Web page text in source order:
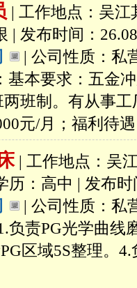
| 工作地点：吴江
| 发布时间：
| 公司性质：私
基本要求：五金
班制。有从事
元/月；福利待
| 工作地点：吴
历：高中 | 发布
| 公司性质：私
负责PG光学曲线
区域5S整理。